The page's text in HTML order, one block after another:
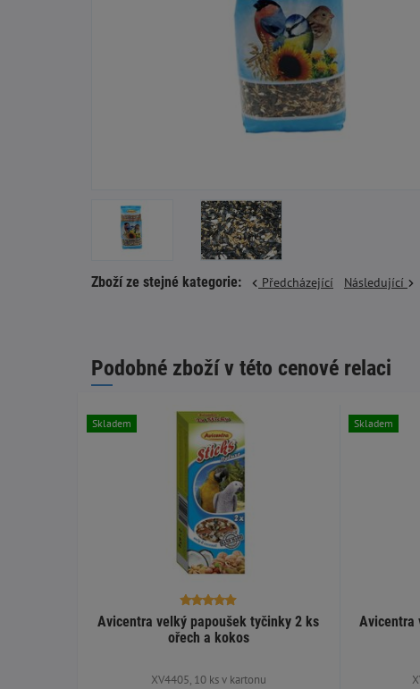
Zboží ze stejné kategorie: Předcházející Následující
Podobné zboží v této cenové relaci
Avicentra velký papoušek tyčinky 2 ks
ořech a kokos
XV4405, 10 ks v kartonu
Skladem
Avicentra
Skladem